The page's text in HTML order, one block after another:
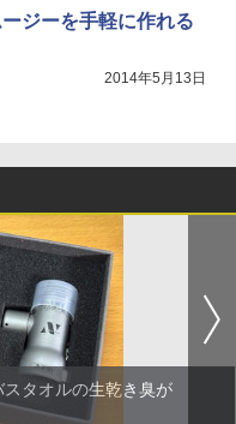
ジーを手軽に作れる
2014年5月13日
タオルの生乾き臭が